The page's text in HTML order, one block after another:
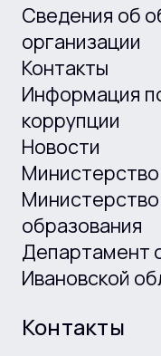
Сведения об
организации
Контакты
Информация
коррупции
Новости
Министерство
образования
Департамент
Ивановской
Контакты